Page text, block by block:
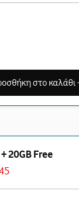
στο καλάθι
20GB Free